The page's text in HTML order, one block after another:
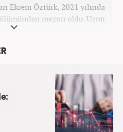
Ekrem Öztürk, 2021 yılında
mezun oldu. Uzun
yazarlığı yapan Öztürk,
- Editör" olarak görev
günümüz insan ilişkilerinde
meslek hayatında da ön
planda tutmaktadır.